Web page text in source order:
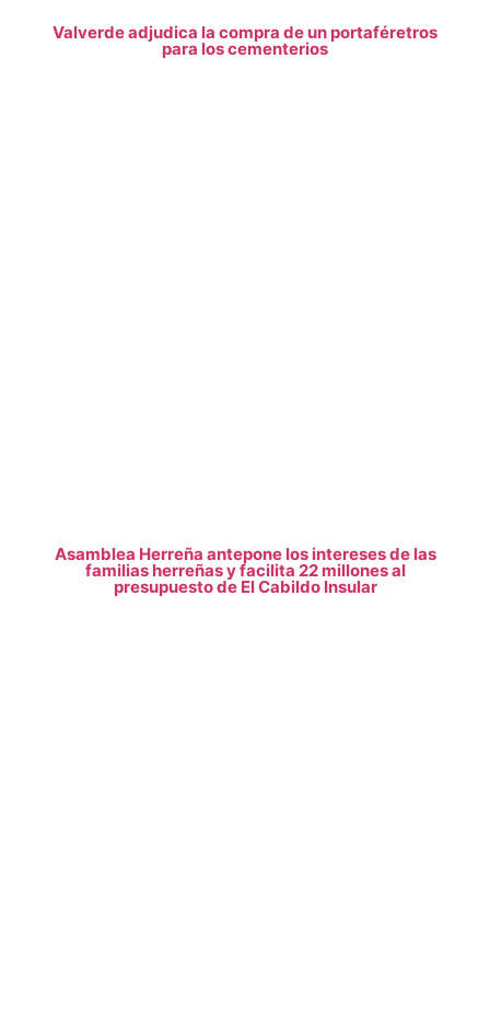
Valverde adjudica la compra de un portaféretros
para los cementerios
Asamblea Herreña antepone los intereses de las
familias herreñas y facilita 22 millones al
presupuesto de El Cabildo Insular